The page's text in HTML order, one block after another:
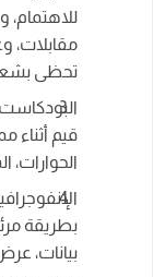
تحظى
قيم
الحوارات،
بطريقة
بيانات،